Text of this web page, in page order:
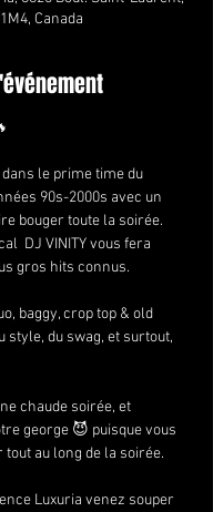
Canada
le prime time du
90s-2000s avec un
bouger toute la soirée.
DJ VINITY vous fera
gros hits connus.
baggy, crop top & old
style, du swag, et surtout,
chaude soirée, et
george 😈 puisque vous
au long de la soirée.
Luxuria venez souper